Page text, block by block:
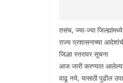
तसंच, ज्या-ज्या
राज्य प्रशासनाच्या
जिल्हा स्तरावर सूचना
आज जारी करण्यात आलेल्या
वाढू नये, यासाठी पुढील